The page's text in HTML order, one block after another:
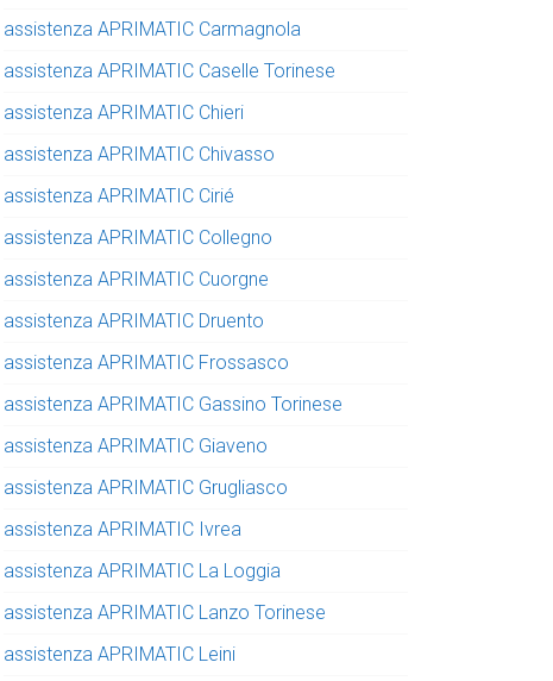
assistenza APRIMATIC Carmagnola
assistenza APRIMATIC Caselle Torinese
assistenza APRIMATIC Chieri
assistenza APRIMATIC Chivasso
assistenza APRIMATIC Cirié
assistenza APRIMATIC Collegno
assistenza APRIMATIC Cuorgne
assistenza APRIMATIC Druento
assistenza APRIMATIC Frossasco
assistenza APRIMATIC Gassino Torinese
assistenza APRIMATIC Giaveno
assistenza APRIMATIC Grugliasco
assistenza APRIMATIC Ivrea
assistenza APRIMATIC La Loggia
assistenza APRIMATIC Lanzo Torinese
assistenza APRIMATIC Leini